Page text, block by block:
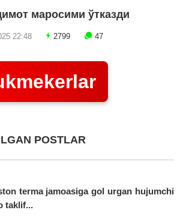
маросими ўтказди
22:48 2799 47
POSTLAR
terma jamoasiga gol urgan hujumchi
taklif...